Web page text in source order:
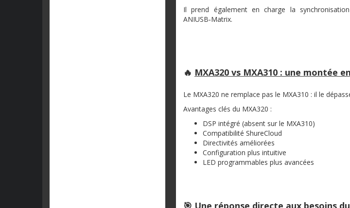
Il prend également en charge la
ANIUSB‑Matrix.
🔥 MXA320 vs MXA310 : une montée
Le MXA320 ne remplace pas le MXA310 : il le
Avantages clés du MXA320 :
DSP intégré (absent sur le MXA310)
Compatibilité ShureCloud
Directivités améliorées
Configuration plus intuitive
LED programmables plus avancées
🎯 Une réponse directe aux besoins